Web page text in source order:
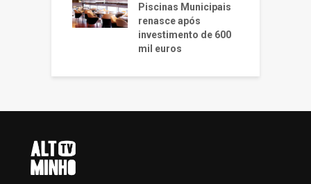
Piscinas Municipais
renasce após
investimento de 600
mil euros